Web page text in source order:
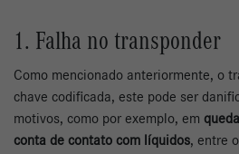
1. Falha no transponder
Como mencionado anteriormente, o
chave codificada, este pode ser
motivos, como por exemplo, em
conta de contato com líquidos, entre